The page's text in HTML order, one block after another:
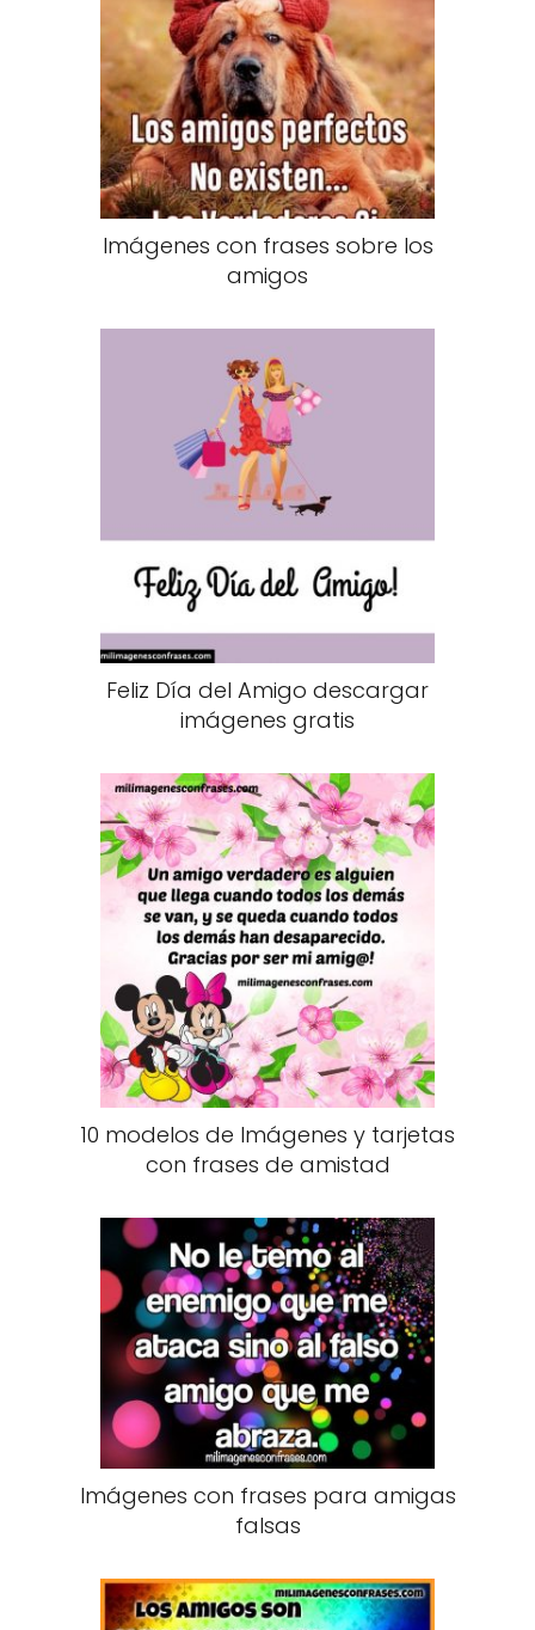
Imágenes con frases sobre los
amigos
Feliz Día del Amigo descargar
imágenes gratis
10 modelos de Imágenes y tarjetas
con frases de amistad
Imágenes con frases para amigas
falsas